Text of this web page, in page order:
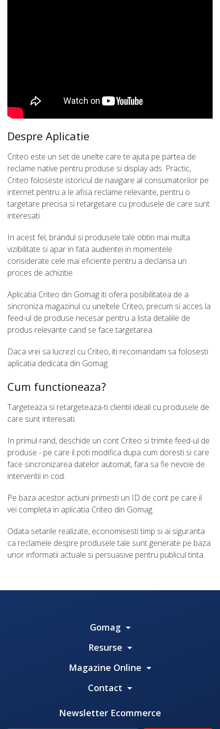
Despre Aplicatie
Criteo este un set de unelte care te ajuta pe partea de
reclame native pentru produse si display ads. Practic,
Criteo foloseste istoricul de navigare al consumatorilor pe
internet pentru a le afisa reclame relevante, pentru o
targetare precisa si retargetare cu produsele de care sunt
interesati.
In acest fel, brandul si produsele tale obtin mai multa
vizibilitate si apar in fata audientei in momentele
considerate cele mai eficiente pentru a declansa un
proces de achizitie.
Aplicatia Criteo din Gomag iti ofera posibilitatea de a
sincroniza magazinul cu uneltele Criteo, precum si acces la
feed-ul de produse necesar pentru a lista detaliile de
produs relevante cand se face targetarea.
Daca vrei sa lucrezi cu Criteo, iti recomandam sa folosesti
aplicatia dedicata din Gomag.
Cum functioneaza?
Targeteaza si retargeteaza-ti clientii ideali cu produsele de
care sunt interesati.
In primul rand, deschide un cont Criteo si trimite feed-ul de
produse - pe care il poti modifica dupa cum doresti si care
face sincronizarea datelor automat, fara sa fie nevoie de
interventii in cod.
Pe baza acestor actiuni primesti un ID de cont pe care il
vei completa in aplicatia Criteo din Gomag.
Odata setarile realizate, economisesti timp si ai siguranta
ca reclamele despre produsele tale sunt generate pe baza
unor informatii actuale si persuasive pentru publicul tinta.
Gomag
Resurse
Magazine Online
Contact
Newsletter Ecommerce